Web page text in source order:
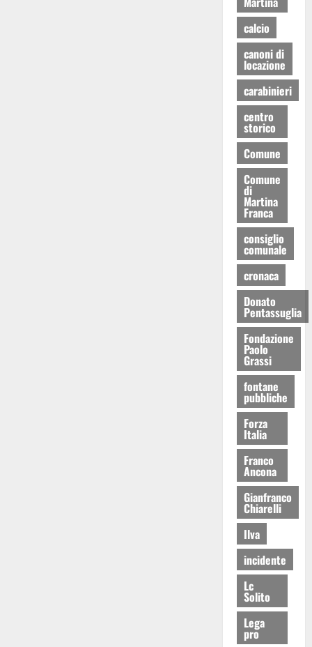
calcio
canoni di
locazione
carabinieri
centro
storico
Comune
Comune
di
Martina
Franca
consiglio
comunale
cronaca
Donato
Pentassuglia
Fondazione
Paolo
Grassi
fontane
pubbliche
Forza
Italia
Franco
Ancona
Gianfranco
Chiarelli
Ilva
incidente
Lc
Solito
Lega
pro